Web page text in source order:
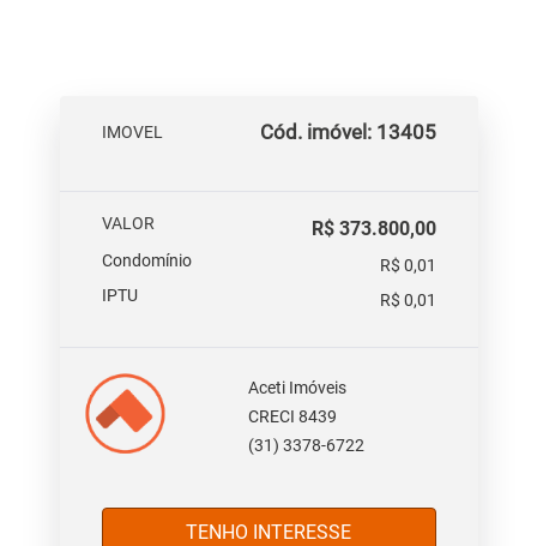
IMOVEL Cód. imóvel: 13405
VALOR R$ 373.800,00
Condomínio
R$ 0,01
IPTU
R$ 0,01
Aceti Imóveis
CRECI 8439
(31) 3378-6722
TENHO INTERESSE